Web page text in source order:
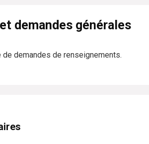
demandes générales
de demandes de renseignements.